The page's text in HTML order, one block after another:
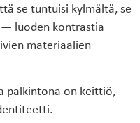
se tuntuisi kylmältä, se
luoden kontrastia
materiaalien
palkintona on keittiö,